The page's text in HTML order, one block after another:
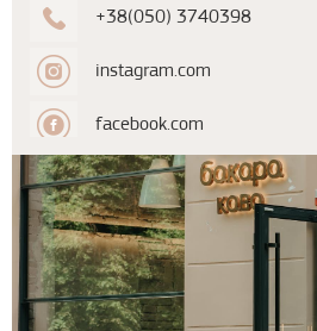
+38(050) 3740398
instagram.com
facebook.com